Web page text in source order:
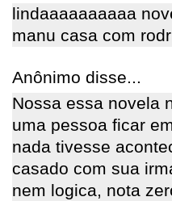
lindaaaaaaaaaa
manu casa com
Anônimo disse...
Nossa essa novela
uma pessoa ficar
nada tivesse
casado com sua
nem logica, nota